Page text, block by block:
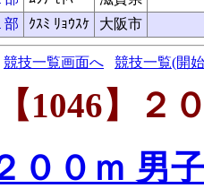
部 ｸｽﾐ ﾘｮｳｽｹ 大阪市
競技一覧画面へ 競技一覧(開
【1046】
２００ｍ